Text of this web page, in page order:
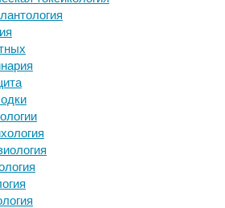
,
роста
и почему они так
синтезируют лекарства
Паркинсона прямо в
астероида
пережили целую серию
зим
млекопитающих в
мозга